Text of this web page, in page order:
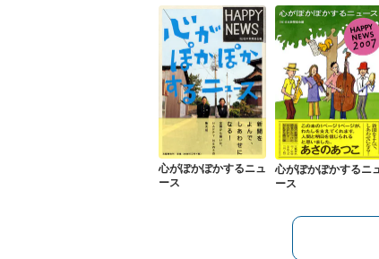
心がぽかぽかするニュ
ース
心がぽかぽかするニュ
ース